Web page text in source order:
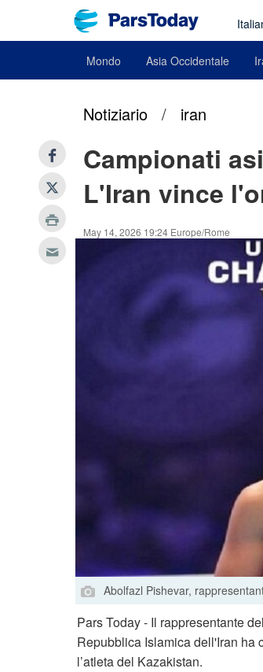
Mondo Asia Occidentale
Notiziario / iran
Campionati
L'Iran vince
May 14, 2026 19:24 Europe/Rome
Abolfazl Pishevar,
Pars Today - Il rappresentante
Repubblica Islamica dell'Iran ha
l’atleta del Kazakistan.